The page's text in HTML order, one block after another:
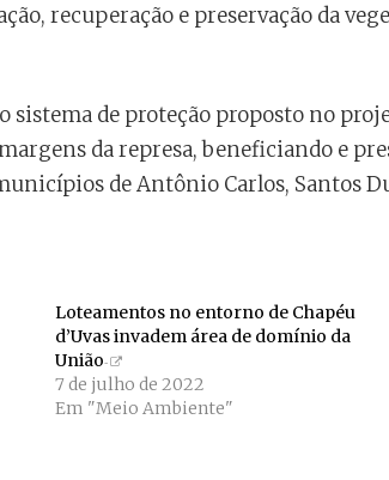
recuperação e preservação da
sistema de proteção proposto no
da represa, beneficiando e
de Antônio Carlos, Santos
Loteamentos no entorno de Chapéu
d’Uvas invadem área de domínio da
União
7 de julho de 2022
Em "Meio Ambiente"